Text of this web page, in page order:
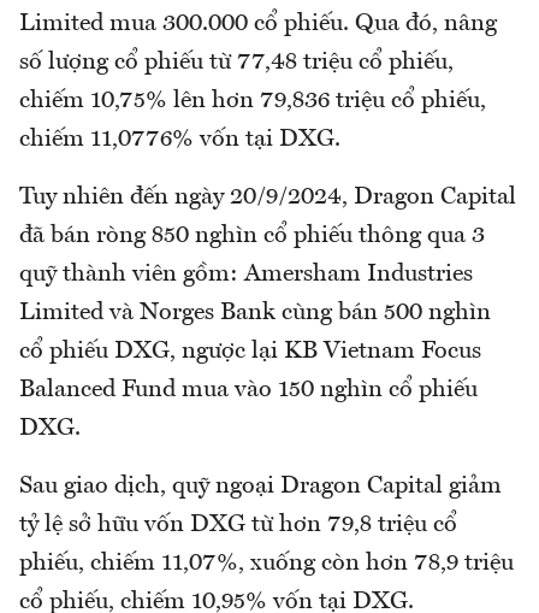
Limited mua 300.000 cổ phiếu. Qua đó, nâng
số lượng cổ phiếu từ 77,48 triệu cổ phiếu,
chiếm 10,75% lên hơn 79,836 triệu cổ phiếu,
chiếm 11,0776% vốn tại DXG.
Tuy nhiên đến ngày 20/9/2024, Dragon Capital
đã bán ròng 850 nghìn cổ phiếu thông qua 3
quỹ thành viên gồm: Amersham Industries
Limited và Norges Bank cùng bán 500 nghìn
cổ phiếu DXG, ngược lại KB Vietnam Focus
Balanced Fund mua vào 150 nghìn cổ phiếu
DXG.
Sau giao dịch, quỹ ngoại Dragon Capital giảm
tỷ lệ sở hữu vốn DXG từ hơn 79,8 triệu cổ
phiếu, chiếm 11,07%, xuống còn hơn 78,9 triệu
cổ phiếu, chiếm 10,95% vốn tại DXG.